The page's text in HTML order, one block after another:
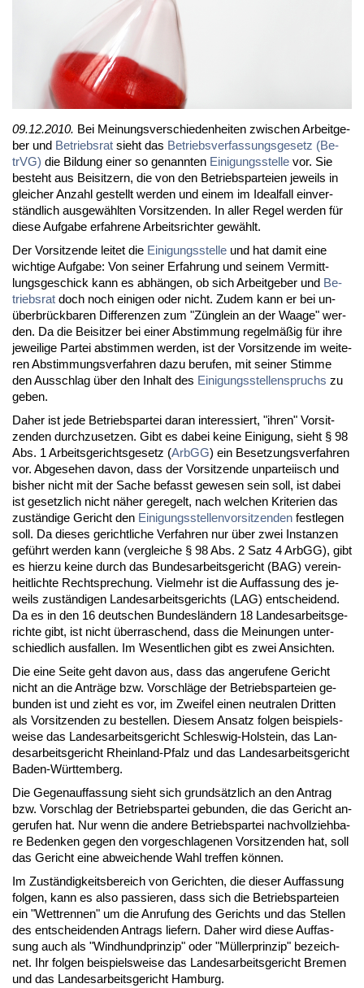
09.12.2010. Bei Mei­nungs­ver­schie­den­hei­ten zwi­schen Ar­beit­ge­
ber und Be­triebs­rat sieht das Be­triebs­ver­fas­sungs­ge­setz (Be­
trVG) die Bil­dung ei­ner so ge­nann­ten Ei­ni­gungs­stel­le vor. Sie
be­steht aus Bei­sit­zern, die von den Be­triebs­par­tei­en je­weils in
glei­cher An­zahl ge­stellt wer­den und ei­nem im Ide­al­fall ein­ver­
ständ­lich aus­ge­wähl­ten Vor­sit­zen­den. In al­ler Re­gel wer­den für
die­se Auf­ga­be er­fah­re­ne Ar­beits­rich­ter ge­wählt.
Der Vor­sit­zen­de lei­tet die Ei­ni­gungs­stel­le und hat da­mit ei­ne
wich­ti­ge Auf­ga­be: Von sei­ner Er­fah­rung und sei­nem Ver­mitt­
lungs­ge­schick kann es ab­hän­gen, ob sich Ar­beit­ge­ber und Be­
triebs­rat doch noch ei­ni­gen oder nicht. Zu­dem kann er bei un­
über­brück­ba­ren Dif­fe­ren­zen zum "Züng­lein an der Waa­ge" wer­
den. Da die Bei­sit­zer bei ei­ner Ab­stim­mung re­gel­mä­ßig für ih­re
je­wei­li­ge Par­tei ab­stim­men wer­den, ist der Vor­sit­zen­de im wei­te­
ren Ab­stim­mungs­ver­fah­ren da­zu be­ru­fen, mit sei­ner Stim­me
den Aus­schlag über den In­halt des Ei­ni­gungs­stel­len­spruchs zu
ge­ben.
Da­her ist je­de Be­triebs­par­tei dar­an in­ter­es­siert, "ih­ren" Vor­sit­
zen­den durch­zu­set­zen. Gibt es da­bei kei­ne Ei­ni­gung, sieht § 98
Abs. 1 Ar­beits­ge­richts­ge­setz (ArbGG) ein Be­set­zungs­ver­fah­ren
vor. Ab­ge­se­hen da­von, dass der Vor­sit­zen­de un­par­tei­isch und
bis­her nicht mit der Sa­che be­fasst ge­we­sen sein soll, ist da­bei
ist ge­setz­lich nicht nä­her ge­re­gelt, nach wel­chen Kri­te­ri­en das
zu­stän­di­ge Ge­richt den Ei­ni­gungs­stel­len­vor­sit­zen­den fest­le­gen
soll. Da die­ses ge­richt­li­che Ver­fah­ren nur über zwei In­stan­zen
ge­führt wer­den kann (ver­glei­che § 98 Abs. 2 Satz 4 ArbGG), gibt
es hier­zu kei­ne durch das Bun­des­ar­beits­ge­richt (BAG) ver­ein­
heit­lich­te Recht­spre­chung. Viel­mehr ist die Auf­fas­sung des je­
weils zu­stän­di­gen Lan­des­ar­beits­ge­richts (LAG) ent­schei­dend.
Da es in den 16 deut­schen Bun­des­län­dern 18 Lan­des­ar­beits­ge­
rich­te gibt, ist nicht über­ra­schend, dass die Mei­nun­gen un­ter­
schied­lich aus­fal­len. Im We­sent­li­chen gibt es zwei An­sich­ten.
Die ei­ne Sei­te geht da­von aus, dass das an­ge­ru­fe­ne Ge­richt
nicht an die An­trä­ge bzw. Vor­schlä­ge der Be­triebs­par­tei­en ge­
bun­den ist und zieht es vor, im Zwei­fel ei­nen neu­tra­len Drit­ten
als Vor­sit­zen­den zu be­stel­len. Die­sem An­satz fol­gen bei­spiels­
wei­se das Lan­des­ar­beits­ge­richt Schles­wig-Hol­stein, das Lan­
des­ar­beits­ge­richt Rhein­land-Pfalz und das Lan­des­ar­beits­ge­richt
Ba­den-Würt­tem­berg.
Die Ge­gen­auf­fas­sung sieht sich grund­sätz­lich an den An­trag
bzw. Vor­schlag der Be­triebs­par­tei ge­bun­den, die das Ge­richt an­
ge­ru­fen hat. Nur wenn die an­de­re Be­triebs­par­tei nach­voll­zieh­ba­
re Be­den­ken ge­gen den vor­ge­schla­ge­nen Vor­sit­zen­den hat, soll
das Ge­richt ei­ne ab­wei­chen­de Wahl tref­fen kön­nen.
Im Zu­stän­dig­keits­be­reich von Ge­rich­ten, die die­ser Auf­fas­sung
fol­gen, kann es al­so pas­sie­ren, dass sich die Be­triebs­par­tei­en
ein "Wett­ren­nen" um die An­ru­fung des Ge­richts und das Stel­len
des ent­schei­den­den An­trags lie­fern. Da­her wird die­se Auf­fas­
sung auch als "Wind­hund­prin­zip" oder "Mül­ler­prin­zip" be­zeich­
net. Ihr fol­gen bei­spiels­wei­se das Lan­des­ar­beits­ge­richt Bre­men
und das Lan­des­ar­beits­ge­richt Ham­burg.